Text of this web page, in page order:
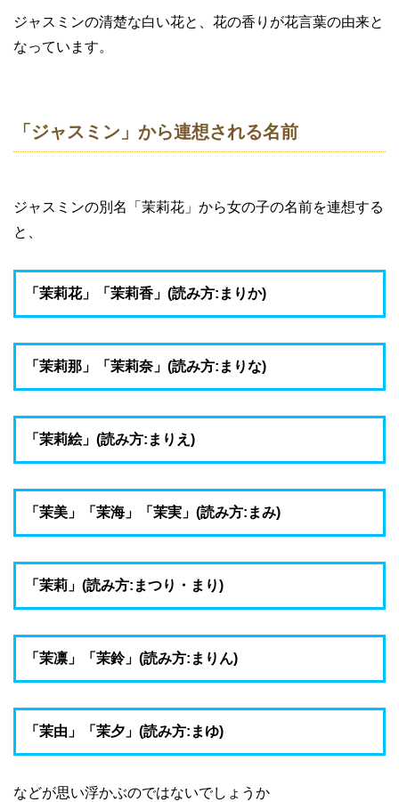
ジャスミンの清楚な白い花と、花の香りが花言葉の由来と
なっています。
「ジャスミン」から連想される名前
ジャスミンの別名「茉莉花」から女の子の名前を連想する
と、
「茉莉花」「茉莉香」(読み方:まりか)
「茉莉那」「茉莉奈」(読み方:まりな)
「茉莉絵」(読み方:まりえ)
「茉美」「茉海」「茉実」(読み方:まみ)
「茉莉」(読み方:まつり・まり)
「茉凛」「茉鈴」(読み方:まりん)
「茉由」「茉夕」(読み方:まゆ)
などが思い浮かぶのではないでしょうか